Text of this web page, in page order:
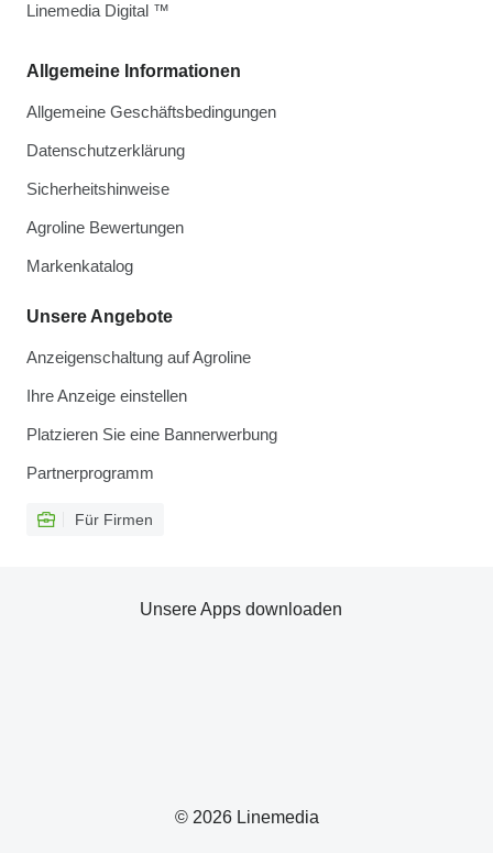
Allgemeine Informationen
Allgemeine Geschäftsbedingungen
Datenschutzerklärung
Sicherheitshinweise
Agroline Bewertungen
Markenkatalog
Unsere Angebote
Anzeigenschaltung auf Agroline
Ihre Anzeige einstellen
Platzieren Sie eine Bannerwerbung
Partnerprogramm
Für Firmen
Linemedia Digital ™
© 2026 Linemedia
Unsere Apps downloaden